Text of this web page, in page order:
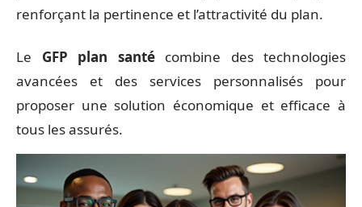
renforçant la pertinence et l’attractivité du plan.
Le GFP plan santécombine des technologies
avancées et des services personnalisés pour
proposer une solution économique et efficace à
tous les assurés.